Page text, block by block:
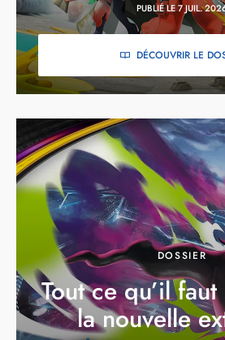
PUBLIÉ LE 7 JUIL.
DÉCOUVRIR LE
DOSSIER
Tout ce qu’il
la nouvelle